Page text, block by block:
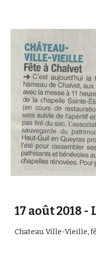
17 août 2018
Chateau Ville-Vieille,